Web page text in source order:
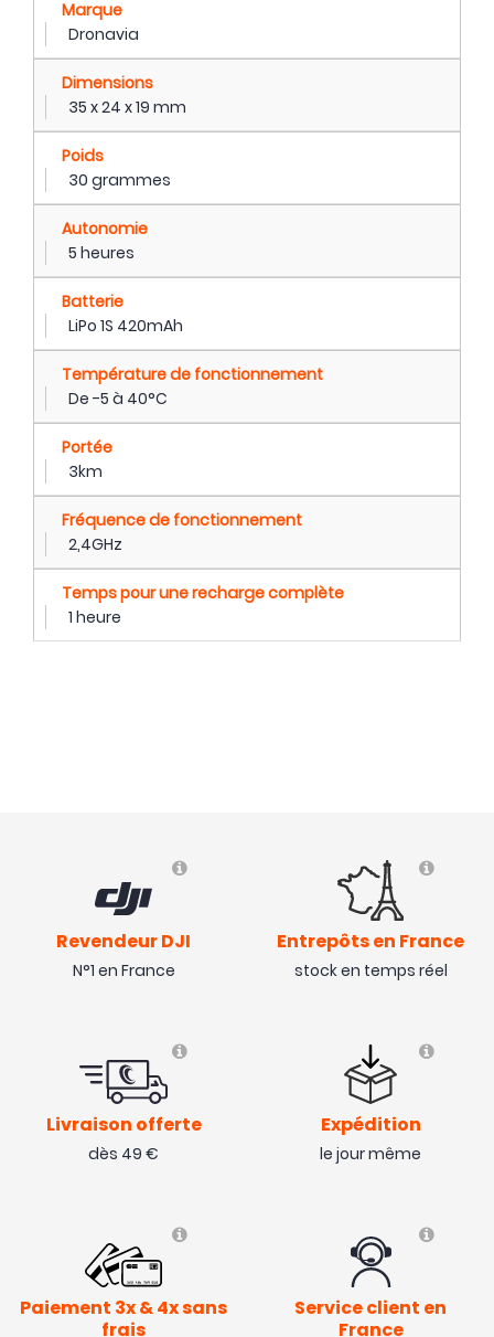
Marque
Dronavia
Dimensions
35 x 24 x 19 mm
Poids
30 grammes
Autonomie
5 heures
Batterie
LiPo 1S 420mAh
Température de fonctionnement
De -5 à 40°C
Portée
3km
Fréquence de fonctionnement
2,4GHz
Temps pour une recharge complète
1 heure
Revendeur DJI
N°1 en France
Entrepôts en France
stock en temps réel
Livraison offerte
dès 49 €
Expédition
le jour même
Paiement 3x & 4x sans Service client en